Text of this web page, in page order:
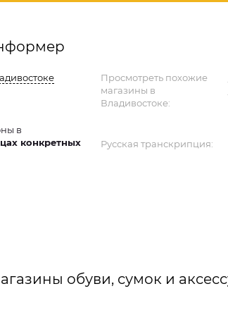
в
конкретных
Просмотреть похожие
магазины в
Владивостоке:
Русская транскрипция:
обуви, сумок и